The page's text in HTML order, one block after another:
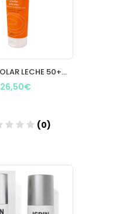
AVENE SOLAR LECHE 50+ NIÑOS 250 ML
26,50€
(0)
Añadir